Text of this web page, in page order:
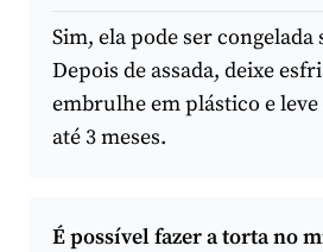
Sim, ela pode ser
Depois de assada, deixe
embrulhe em plástico e
até 3 meses.
É possível fazer a torta no